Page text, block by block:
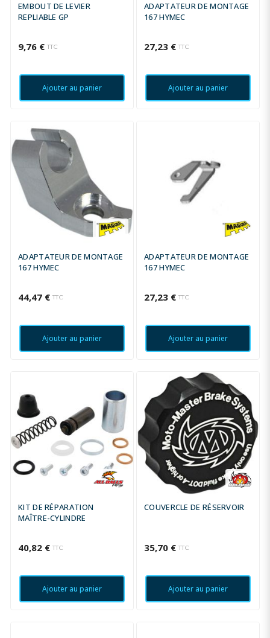
EMBOUT DE LEVIER
REPLIABLE GP
9,76 € TTC
Ajouter au panier
ADAPTATEUR DE MONTAGE
167 HYMEC
27,23 € TTC
Ajouter au panier
ADAPTATEUR DE MONTAGE
167 HYMEC
44,47 € TTC
Ajouter au panier
ADAPTATEUR DE MONTAGE
167 HYMEC
27,23 € TTC
Ajouter au panier
KIT DE RÉPARATION
MAÎTRE-CYLINDRE
40,82 € TTC
Ajouter au panier
COUVERCLE DE RÉSERVOIR
35,70 € TTC
Ajouter au panier